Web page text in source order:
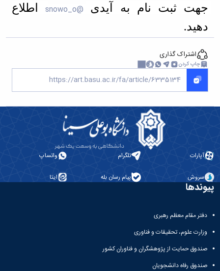
جهت ثبت نام به آیدی
@snowo_o
دهید.
اشتراک گذاری
چاپ کردن
آپارات تلگرام واتساپ
سروش پیام رسان بله ایتا
پیوندها
دفتر مقام معظم رهبری
وزارت علوم، تحقیقات و فناوری
صندوق حمایت از پژوهشگران و فناوران کشور
صندوق رفاه دانشجویان